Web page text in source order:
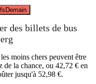
Demain
des billets de bus
moins chers peuvent être
de la chance, ou 42,72 € en
jusqu'à 52,98 €.